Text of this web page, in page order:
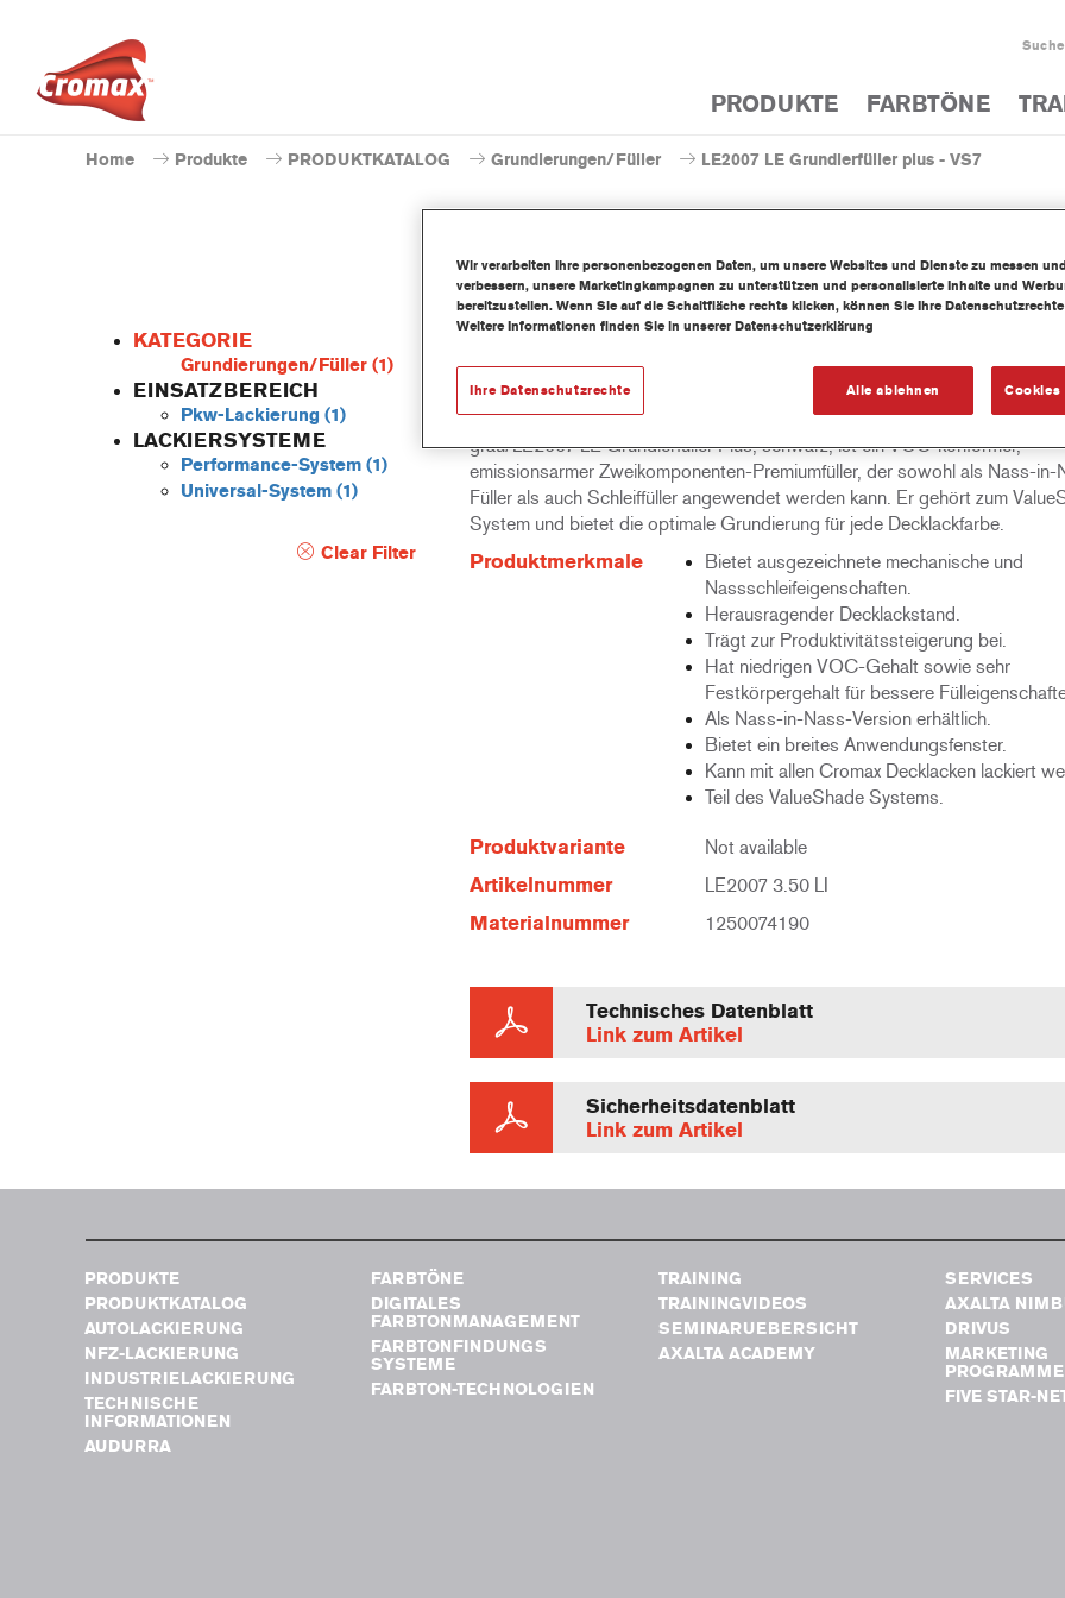
Suche
PRODUKTE FARBTÖNE
Home Produkte PRODUKTKATALOG Grundierungen/Füller LE2007 LE Grundierfüller plus - VS7
KATEGORIE
Grundierungen/Füller (1)
EINSATZBEREICH
Pkw-Lackierung (1)
LACKIERSYSTEME
Performance-System (1)
Universal-System (1)
Clear Filter
LE2007 LE
Der LE2001 LE Grundierfüller Plus, weiß/ LE2004 LE Grundierfüller Plus,
grau/LE2007 LE Grundierfüller Plus, schwarz, ist ein VOC-konformer,
emissionsarmer Zweikomponenten-Premiumfüller, der sowohl als Nass-in-
Füller als auch Schleiffüller angewendet werden kann. Er gehört zum
System und bietet die optimale Grundierung für jede Decklackfarbe.
Produktmerkmale
Bietet ausgezeichnete mechanische und
Nassschleifeigenschaften.
Herausragender Decklackstand.
Trägt zur Produktivitätssteigerung bei.
Hat niedrigen VOC-Gehalt sowie sehr
Festkörpergehalt für bessere
Als Nass-in-Nass-Version erhältlich.
Bietet ein breites Anwendungsfenster.
Kann mit allen Cromax Decklacken lackiert
Teil des ValueShade Systems.
Produktvariante Not available
Artikelnummer LE2007 3.50 LI
Materialnummer 1250074190
Technisches Datenblatt
Link zum Artikel
Sicherheitsdatenblatt
Link zum Artikel
PRODUKTE
PRODUKTKATALOG
AUTOLACKIERUNG
NFZ-LACKIERUNG
INDUSTRIELACKIERUNG
TECHNISCHE
INFORMATIONEN
AUDURRA
FARBTÖNE
DIGITALES
FARBTONMANAGEMENT
FARBTONFINDUNGS
SYSTEME
FARBTON-TECHNOLOGIEN
TRAINING
TRAININGVIDEOS
SEMINARUEBERSICHT
AXALTA ACADEMY
SERVICES
AXALTA
DRIVUS
MARKETING
FIVE STAR-
Wir verarbeiten Ihre personenbezogenen Daten, um unsere Websites und Dienste zu messen
verbessern, unsere Marketingkampagnen zu unterstützen und personalisierte Inhalte und
bereitzustellen. Wenn Sie auf die Schaltfläche rechts klicken, können Sie Ihre
Weitere Informationen finden Sie in unserer Datenschutzerklärung
Alle ablehnen Cookies
Ihre Datenschutzrechte